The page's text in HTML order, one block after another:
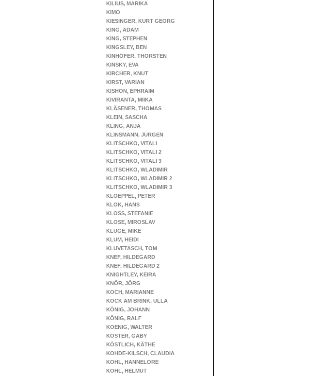
KILIUS, MARIKA
KIMO
KIESINGER, KURT GEORG
KING, ADAM
KING, STEPHEN
KINGSLEY, BEN
KINHÖFER, THORSTEN
KINSKY, EVA
KIRCHER, KNUT
KIRST, VARIAN
KISHON, EPHRAIM
KIVIRANTA, MIIKA
KLÄSENER, THOMAS
KLEIN, SASCHA
KLING, ANJA
KLINSMANN, JÜRGEN
KLITSCHKO, VITALI
KLITSCHKO, VITALI 2
KLITSCHKO, VITALI 3
KLITSCHKO, WLADIMIR
KLITSCHKO, WLADIMIR 2
KLITSCHKO, WLADIMIR 3
KLOEPPEL, PETER
KLOK, HANS
KLOSS, STEFANIE
KLOSE, MIROSLAV
KLUGE, MIKE
KLUM, HEIDI
KLUVETASCH, TOM
KNEF, HILDEGARD
KNEF, HILDEGARD 2
KNIGHTLEY, KEIRA
KNÖR, JÖRG
KOCH, MARIANNE
KOCK AM BRINK, ULLA
KÖNIG, JOHANN
KÖNIG, RALF
KOENIG, WALTER
KÖSTER, GABY
KÖSTLICH, KÄTHE
KOHDE-KILSCH, CLAUDIA
KOHL, HANNELORE
KOHL, HELMUT